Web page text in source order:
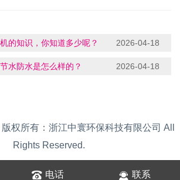
的知识，你知道多少呢？ 2026-04-18
水防水是怎么样的？ 2026-04-18
权所有：浙江中寰环保科技有限公司 All
Rights Reserved.
电话 联系